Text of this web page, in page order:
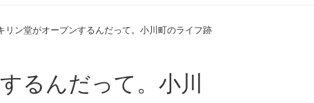
リン堂がオープンするんだって。小川町のライフ跡
るんだって。小川